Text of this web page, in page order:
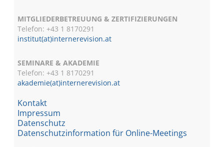
MITGLIEDERBETREUUNG & ZERTIFIZIERUNGEN
Telefon: +43 1 8170291
institut(at)internerevision.at
SEMINARE & AKADEMIE
Telefon: +43 18170291
akademie(at)internerevision.at
Kontakt
Impressum
Datenschutz
Datenschutzinformation für Online-Meetings